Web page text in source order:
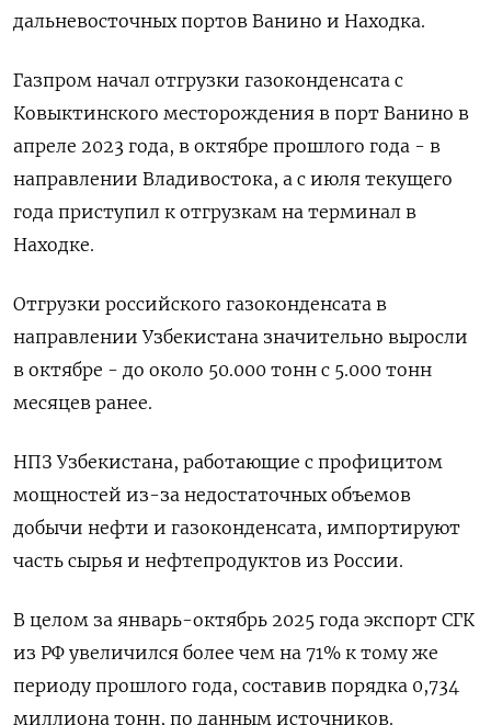
дальневосточных портов Ванино и Находка.
Газпром начал отгрузки газоконденсата с
Ковыктинского месторождения в порт Ванино в
апреле 2023 года, в октябре прошлого года - в
направлении Владивостока, а с июля текущего
года приступил к отгрузкам на терминал в
Находке.
Отгрузки российского газоконденсата в
направлении Узбекистана значительно выросли
в октябре - до около 50.000 тонн с 5.000 тонн
месяцев ранее.
НПЗ Узбекистана, работающие с профицитом
мощностей из-за недостаточных объемов
добычи нефти и газоконденсата, импортируют
часть сырья и нефтепродуктов из России.
В целом за январь-октябрь 2025 года экспорт СГК
из РФ увеличился более чем на 71% к тому же
периоду прошлого года, составив порядка 0,734
миллиона тонн, по данным источников.